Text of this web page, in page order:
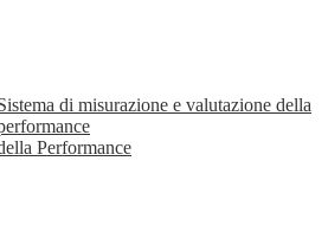
di misurazione e valutazione della
Performance